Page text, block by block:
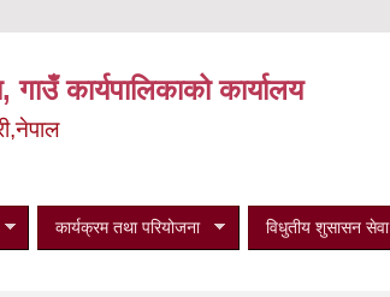
गाउँ कार्यपालिकाको कार्यालय
कार्यक्रम तथा परियोजना विधुतीय शुसासन सेवा